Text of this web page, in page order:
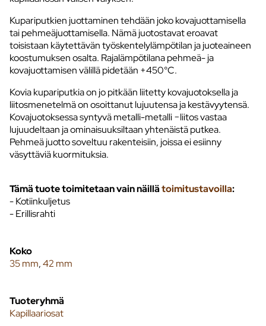
Kupariputkien juottaminen tehdään joko kovajuottamisella
tai pehmeäjuottamisella. Nämä juotostavat eroavat
toisistaan käytettävän työskentelylämpötilan ja juoteaineen
koostumuksen osalta. Rajalämpötilana pehmeä- ja
kovajuottamisen välillä pidetään +450°C.
Kovia kupariputkia on jo pitkään liitetty kovajuotoksella ja
liitosmenetelmä on osoittanut lujuutensa ja kestävyytensä.
Kovajuotoksessa syntyvä metalli-metalli −liitos vastaa
lujuudeltaan ja ominaisuuksiltaan yhtenäistä putkea.
Pehmeä juotto soveltuu rakenteisiin, joissa ei esiinny
väsyttäviä kuormituksia.
Tämä tuote toimitetaan vain näillätoimitustavoilla:
- Kotiinkuljetus
- Erillisrahti
Koko
35 mm,42 mm
Tuoteryhmä
Kapillaariosat